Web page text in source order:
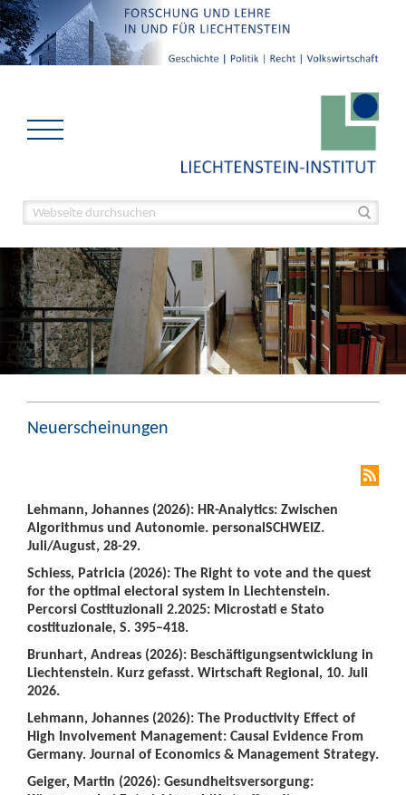
Neuerscheinungen
Lehmann, Johannes (2026): HR-Analytics: Zwischen
Algorithmus und Autonomie. personalSCHWEIZ.
Juli/August, 28-29.
Schiess, Patricia (2026): The Right to vote and the quest
for the optimal electoral system in Liechtenstein.
Percorsi Costituzionali 2.2025: Microstati e Stato
costituzionale, S. 395–418.
Brunhart, Andreas (2026): Beschäftigungsentwicklung in
Liechtenstein. Kurz gefasst. Wirtschaft Regional, 10. Juli
2026.
Lehmann, Johannes (2026): The Productivity Effect of
High Involvement Management: Causal Evidence From
Germany. Journal of Economics & Management Strategy.
Geiger, Martin (2026): Gesundheitsversorgung: